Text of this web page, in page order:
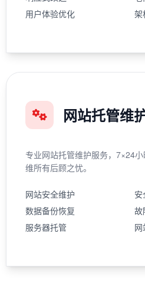
用户体验优化
架
网站托管维
专业网站托管维护服务，7×24
维所有后顾之忧。
网站安全维护
数据备份恢复
故
服务器托管